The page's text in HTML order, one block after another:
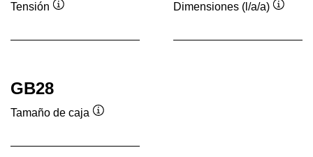
Tensión
herramientas
Dimensiones (l/a/a)
GB28
Tamaño de caja
herramientas